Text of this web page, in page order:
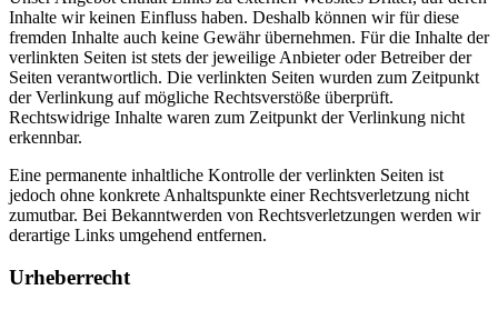
Inhalte wir keinen Einfluss haben. Deshalb können wir für diese
fremden Inhalte auch keine Gewähr übernehmen. Für die Inhalte der
verlinkten Seiten ist stets der jeweilige Anbieter oder Betreiber der
Seiten verantwortlich. Die verlinkten Seiten wurden zum Zeitpunkt
der Verlinkung auf mögliche Rechtsverstöße überprüft.
Rechtswidrige Inhalte waren zum Zeitpunkt der Verlinkung nicht
erkennbar.
Eine permanente inhaltliche Kontrolle der verlinkten Seiten ist
jedoch ohne konkrete Anhaltspunkte einer Rechtsverletzung nicht
zumutbar. Bei Bekanntwerden von Rechtsverletzungen werden wir
derartige Links umgehend entfernen.
Urheberrecht